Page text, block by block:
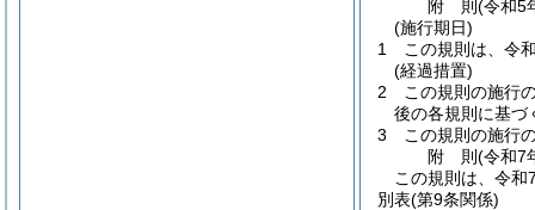
附 則(令和5
(施行期日)
1
この規則は、令
(経過措置)
2
この規則の施行
後の各規則に基づ
3
この規則の施行
附 則(令和7
この規則は、令和
別表(第9条関係)